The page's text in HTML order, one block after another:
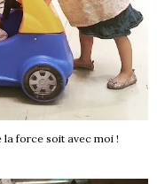
la force soit avec moi !